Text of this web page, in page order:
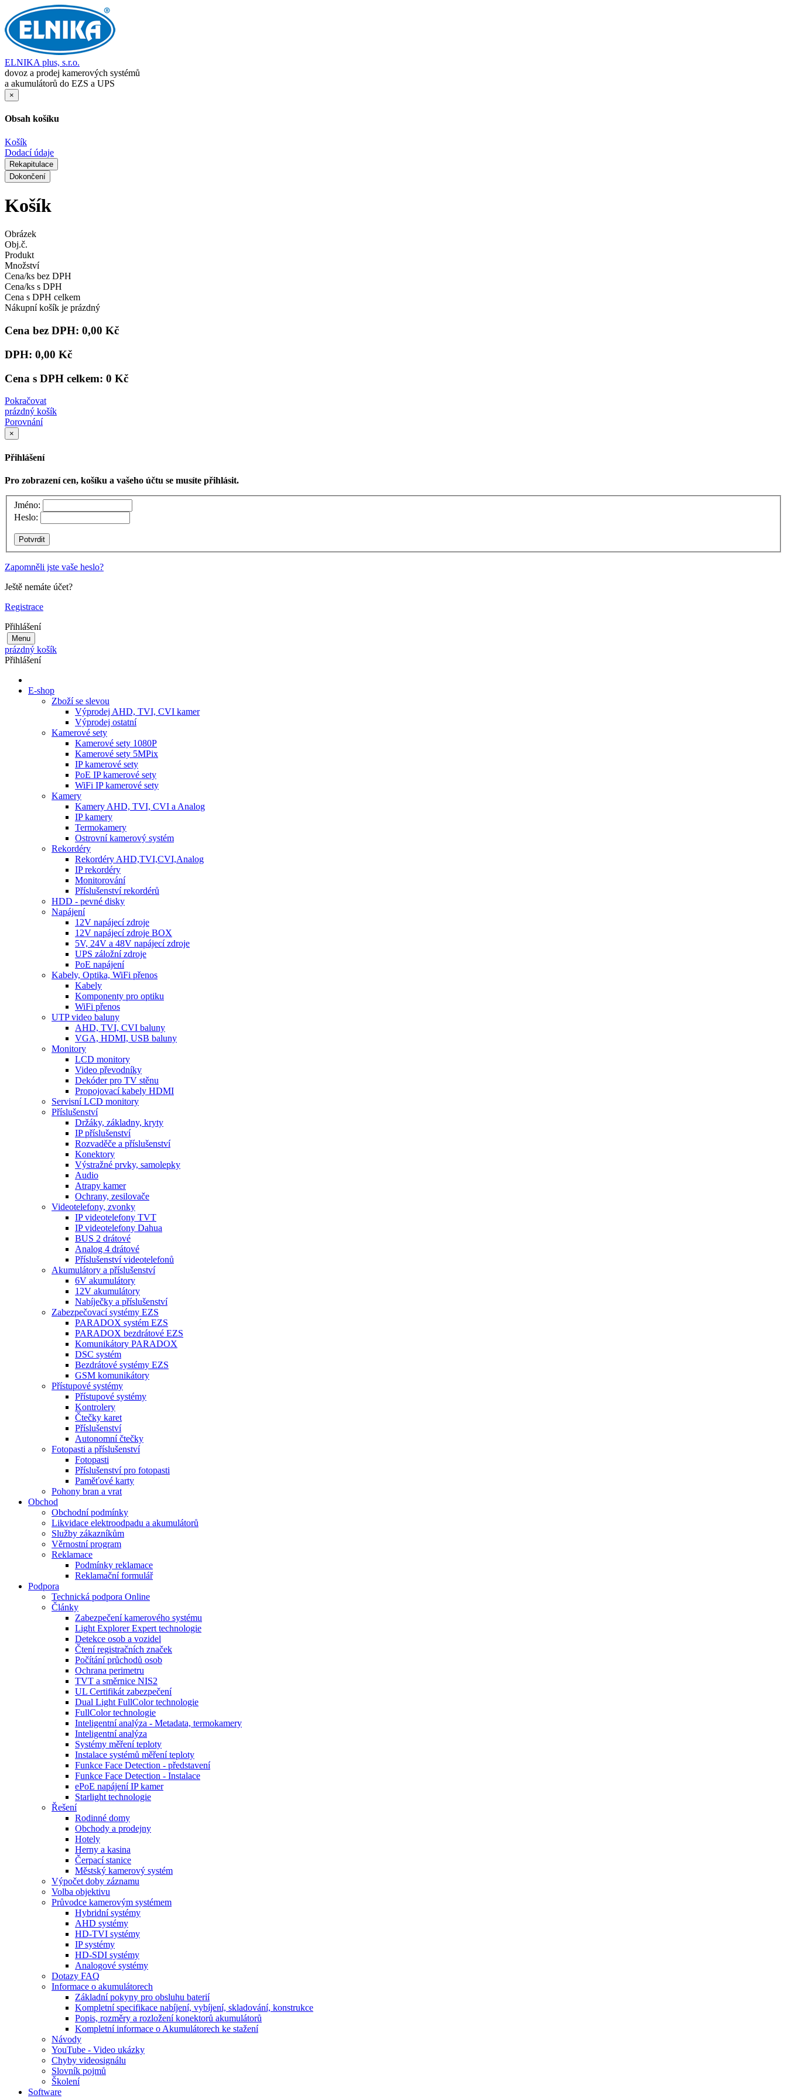
ELNIKA plus, s.r.o.
dovoz a prodej kamerových systémů
a akumulátorů do EZS a UPS
×
Obsah košíku
Košík
Dodací údaje
Rekapitulace
Dokončení
Košík
Obrázek
Obj.č.
Produkt
Množství
Cena/ks bez DPH
Cena/ks s DPH
Cena s DPH celkem
Nákupní košík je prázdný
Cena bez DPH: 0,00 Kč
DPH: 0,00 Kč
Cena s DPH celkem: 0 Kč
Pokračovat
prázdný košík
Porovnání
×
Přihlášení
Pro zobrazení cen, košíku a vašeho účtu se musíte přihlásit.
Jméno:
Heslo:
Zapomněli jste vaše heslo?
Ještě nemáte účet?
Registrace
Přihlášení
Menu
prázdný košík
Přihlášení
E-shop
Zboží se slevou
Výprodej AHD, TVI, CVI kamer
Výprodej ostatní
Kamerové sety
Kamerové sety 1080P
Kamerové sety 5MPix
IP kamerové sety
PoE IP kamerové sety
WiFi IP kamerové sety
Kamery
Kamery AHD, TVI, CVI a Analog
IP kamery
Termokamery
Ostrovní kamerový systém
Rekordéry
Rekordéry AHD,TVI,CVI,Analog
IP rekordéry
Monitorování
Příslušenství rekordérů
HDD - pevné disky
Napájení
12V napájecí zdroje
12V napájecí zdroje BOX
5V, 24V a 48V napájecí zdroje
UPS záložní zdroje
PoE napájení
Kabely, Optika, WiFi přenos
Kabely
Komponenty pro optiku
WiFi přenos
UTP video baluny
AHD, TVI, CVI baluny
VGA, HDMI, USB baluny
Monitory
LCD monitory
Video převodníky
Dekóder pro TV stěnu
Propojovací kabely HDMI
Servisní LCD monitory
Příslušenství
Držáky, základny, kryty
IP příslušenství
Rozvaděče a příslušenství
Konektory
Výstražné prvky, samolepky
Audio
Atrapy kamer
Ochrany, zesilovače
Videotelefony, zvonky
IP videotelefony TVT
IP videotelefony Dahua
BUS 2 drátové
Analog 4 drátové
Příslušenství videotelefonů
Akumulátory a příslušenství
6V akumulátory
12V akumulátory
Nabíječky a příslušenství
Zabezpečovací systémy EZS
PARADOX systém EZS
PARADOX bezdrátové EZS
Komunikátory PARADOX
DSC systém
Bezdrátové systémy EZS
GSM komunikátory
Přístupové systémy
Přístupové systémy
Kontrolery
Čtečky karet
Příslušenství
Autonomní čtečky
Fotopasti a příslušenství
Fotopasti
Příslušenství pro fotopasti
Paměťové karty
Pohony bran a vrat
Obchod
Obchodní podmínky
Likvidace elektroodpadu a akumulátorů
Služby zákazníkům
Věrnostní program
Reklamace
Podmínky reklamace
Reklamační formulář
Podpora
Technická podpora Online
Články
Zabezpečení kamerového systému
Light Explorer Expert technologie
Detekce osob a vozidel
Čtení registračních značek
Počítání průchodů osob
Ochrana perimetru
TVT a směrnice NIS2
UL Certifikát zabezpečení
Dual Light FullColor technologie
FullColor technologie
Inteligentní analýza - Metadata, termokamery
Inteligentní analýza
Systémy měření teploty
Instalace systémů měření teploty
Funkce Face Detection - představení
Funkce Face Detection - Instalace
ePoE napájení IP kamer
Starlight technologie
Řešení
Rodinné domy
Obchody a prodejny
Hotely
Herny a kasina
Čerpací stanice
Městský kamerový systém
Výpočet doby záznamu
Volba objektivu
Průvodce kamerovým systémem
Hybridní systémy
AHD systémy
HD-TVI systémy
IP systémy
HD-SDI systémy
Analogové systémy
Dotazy FAQ
Informace o akumulátorech
Základní pokyny pro obsluhu baterií
Kompletní specifikace nabíjení, vybíjení, skladování, konstrukce
Popis, rozměry a rozložení konektorů akumulátorů
Kompletní informace o Akumulátorech ke stažení
Návody
YouTube - Video ukázky
Chyby videosignálu
Slovník pojmů
Školení
Software